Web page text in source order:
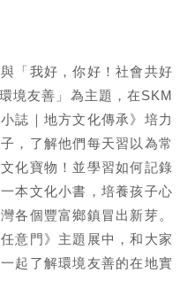
「我好，你好！社會共好
境友善」為主題，在SKM
誌｜地方文化傳承》培力
，了解他們每天習以為常
化寶物！並學習如何記錄
本文化小書，培養孩子心
各個豐富鄉鎮冒出新芽。
意門》主題展中，和大家
起了解環境友善的在地實